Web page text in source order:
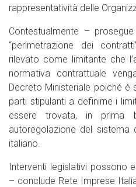
rappresentatività delle
Contestualmente –
“perimetrazione dei
rilevato come limitante che
normativa contrattuale
Decreto Ministeriale poiché
parti stipulanti a definirne i
essere trovata, in prima
autoregolazione del sistema
italiano.
Interventi legislativi possono
– conclude Rete Imprese